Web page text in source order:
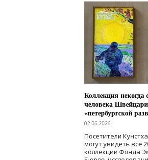
Коллекция некогда
человека
«петербургской
02.06.2026
Посетители
могут увидеть все
коллекции Фонда